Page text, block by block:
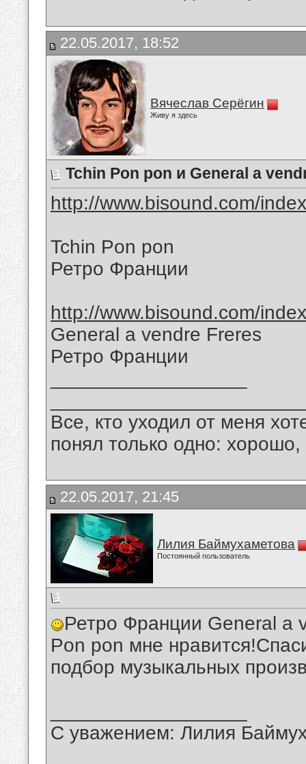
22.05.2017, 18:52
Вячеслав Серёгин
Живу я здесь
Tchin Pon pon и General a
http://www.bisound.com/
Tchin Pon pon
Ретро Франции
http://www.bisound.com/
General a vendre Freres
Ретро Франции
Все, кто уходил от меня
понял только одно:
22.05.2017, 21:45
Лилия Баймухаметова
Постоянный пользователь
Ретро Франции General a
Pon pon мне
подбор музыкальных
С уважением: Лилия